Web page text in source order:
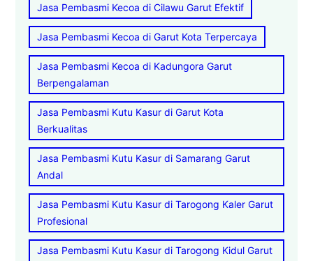
Jasa Pembasmi Kecoa di Cilawu Garut Efektif
Jasa Pembasmi Kecoa di Garut Kota Terpercaya
Jasa Pembasmi Kecoa di Kadungora Garut
Berpengalaman
Jasa Pembasmi Kutu Kasur di Garut Kota
Berkualitas
Jasa Pembasmi Kutu Kasur di Samarang Garut
Andal
Jasa Pembasmi Kutu Kasur di Tarogong Kaler Garut
Profesional
Jasa Pembasmi Kutu Kasur di Tarogong Kidul Garut